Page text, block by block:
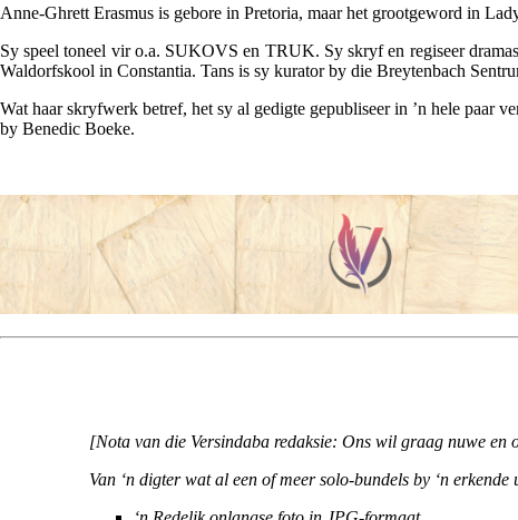
Anne-Ghrett Erasmus is gebore in Pretoria, maar het grootgeword in
Sy speel toneel vir o.a. SUKOVS en TRUK. Sy skryf en regiseer
Waldorfskool in Constantia. Tans is sy kurator by die Breytenbach
Wat haar skryfwerk betref, het sy al gedigte gepubliseer in ’n hele paar
by Benedic Boeke.
[Nota van die Versindaba redaksie: Ons wil graag nuwe en
Van ‘n digter wat al een of meer solo-bundels by ‘n